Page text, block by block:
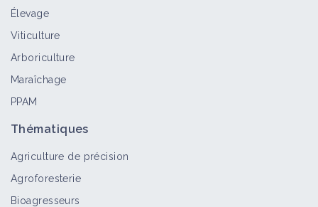
Élevage
Viticulture
Arboriculture
Maraîchage
PPAM
Thématiques
Agriculture de précision
Agroforesterie
Bioagresseurs